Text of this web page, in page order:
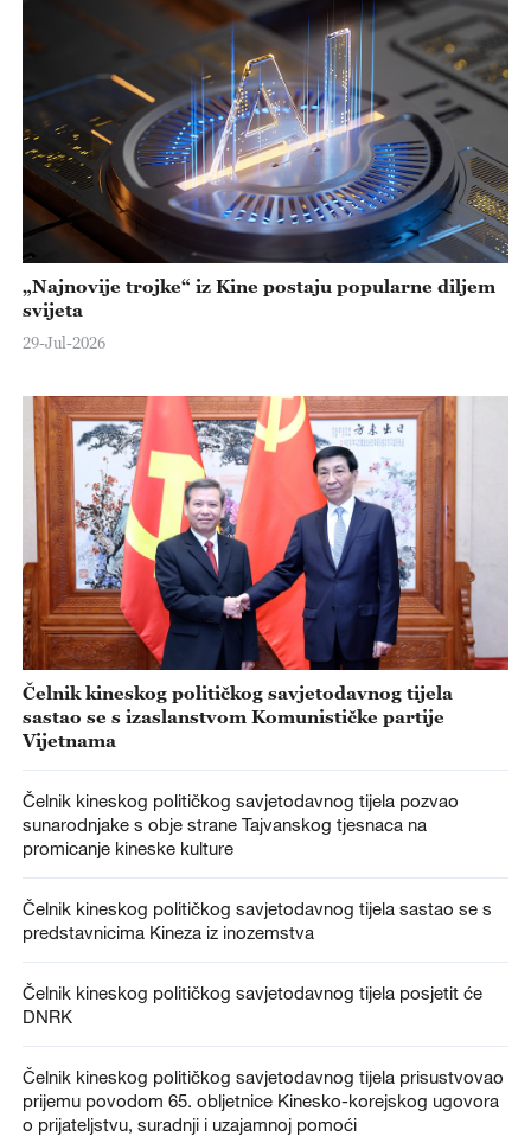
„Najnovije trojke“ iz Kine postaju popularne diljem
svijeta
29-Jul-2026
Čelnik kineskog političkog savjetodavnog tijela
sastao se s izaslanstvom Komunističke partije
Vijetnama
Čelnik kineskog političkog savjetodavnog tijela pozvao
sunarodnjake s obje strane Tajvanskog tjesnaca na
promicanje kineske kulture
Čelnik kineskog političkog savjetodavnog tijela sastao se s
predstavnicima Kineza iz inozemstva
Čelnik kineskog političkog savjetodavnog tijela posjetit će
DNRK
Čelnik kineskog političkog savjetodavnog tijela prisustvovao
prijemu povodom 65. obljetnice Kinesko-korejskog ugovora
o prijateljstvu, suradnji i uzajamnoj pomoći